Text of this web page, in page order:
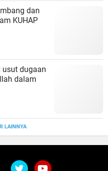
dan
KUHAP
usut dugaan
dalam
LAINNYA